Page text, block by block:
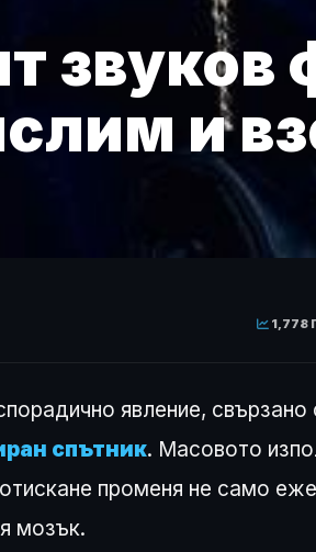
и
1,778
явление,
спътник. Масовото
променя не само
мозък.